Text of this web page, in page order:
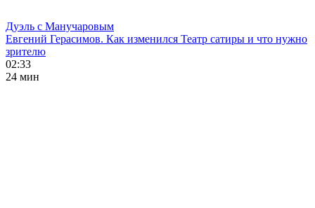
Дуэль с Манучаровым
Евгений Герасимов. Как изменился Театр сатиры и что нужно
зрителю
02:33
24 мин